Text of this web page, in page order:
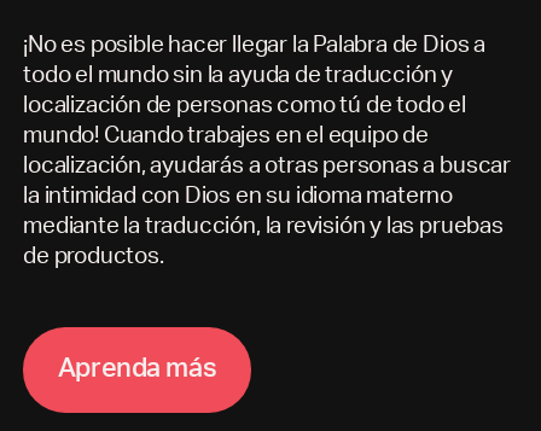
¡No es posible hacer llegar la Palabra de Dios a
todo el mundo sin la ayuda de traducción y
localización de personas como tú de todo el
mundo! Cuando trabajes en el equipo de
localización, ayudarás a otras personas a buscar
la intimidad con Dios en su idioma materno
mediante la traducción, la revisión y las pruebas
de productos.
Aprenda más